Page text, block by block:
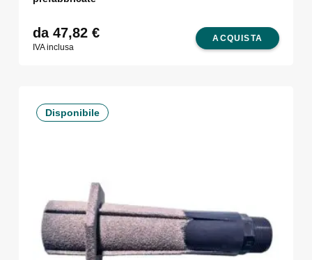
ACQUISTA
da 47,82 €
IVA inclusa
Disponibile